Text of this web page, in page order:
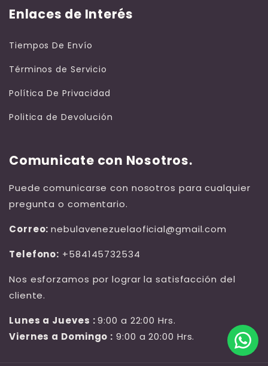
Enlaces de Interés
Tiempos De Envío
Términos de Servicio
Política De Privacidad
Politica de Devolución
Comunicate con Nosotros.
Puede comunicarse con nosotros para cualquier
pregunta o comentario.
Correo:nebulavenezuelaoficial@gmail.com
Telefono: +584145732534
Nos esforzamos por lograr la satisfacción del
cliente.
Lunes a Jueves :9:00 a 22:00 Hrs.
Viernes a Domingo : 9:00 a 20:00 Hrs.